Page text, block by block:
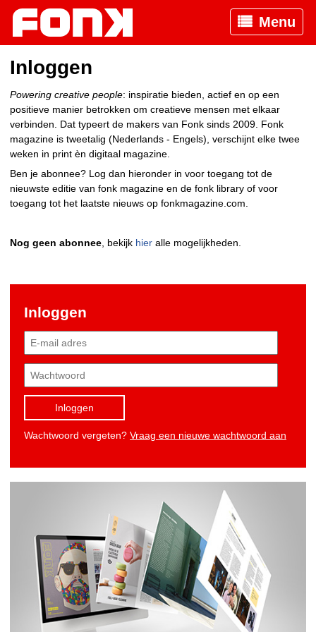
Menu
Inloggen
Powering creative people: inspiratie bieden, actief en op een
positieve manier betrokken om creatieve mensen met elkaar
verbinden. Dat typeert de makers van Fonk sinds 2009. Fonk
magazine is tweetalig (Nederlands - Engels), verschijnt elke twee
weken in print èn digitaal magazine.
Ben je abonnee? Log dan hieronder in voor toegang tot de
nieuwste editie van fonk magazine en de fonk library of voor
toegang tot het laatste nieuws op fonkmagazine.com.
Nog geen abonnee , bekijk hier alle mogelijkheden.
Inloggen
Inloggen
Wachtwoord vergeten? Vraag een nieuwe wachtwoord aan